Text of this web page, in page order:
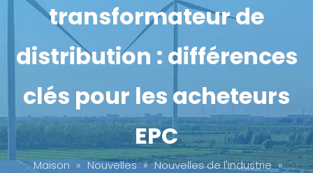
transformateur de
distribution : différences
clés pour les acheteurs
EPC
Maison » Nouvelles » Nouvelles de l'industrie »